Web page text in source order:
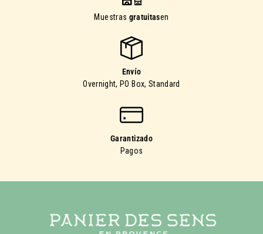
Muestras gratuitasen
Envío
Overnight, PO Box, Standard
Garantizado
Pagos